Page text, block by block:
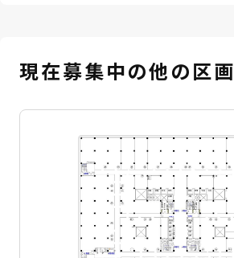
現在募集中の他の区画